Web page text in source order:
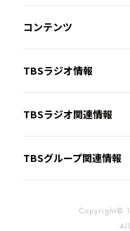
コンテンツ
TBSラジオ情報
TBSラジオ関連情報
TBSグループ関連情報
Copyright©